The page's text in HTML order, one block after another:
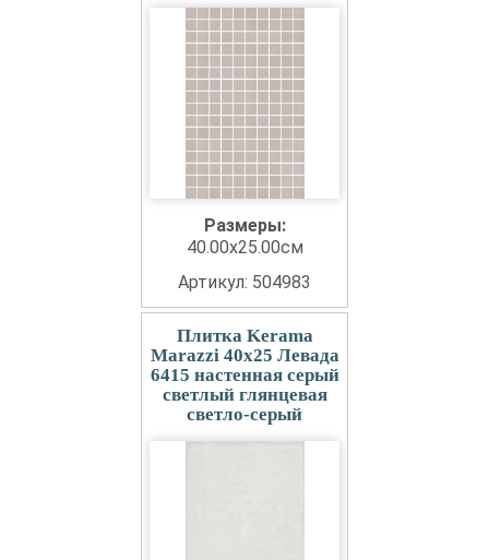
Размеры:
40.00x25.00см
Артикул: 504983
Плитка Kerama
Marazzi 40x25 Левада
6415 настенная серый
светлый глянцевая
светло-серый